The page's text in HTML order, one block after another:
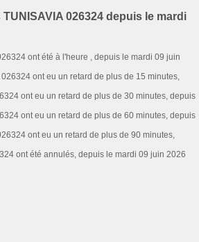
026324 depuis le mardi
ont été à l'heure , depuis le mardi 09 juin
ont eu un retard de plus de 15 minutes,
ont eu un retard de plus de 30 minutes, depuis
ont eu un retard de plus de 60 minutes, depuis
ont eu un retard de plus de 90 minutes,
ont été annulés, depuis le mardi 09 juin 2026